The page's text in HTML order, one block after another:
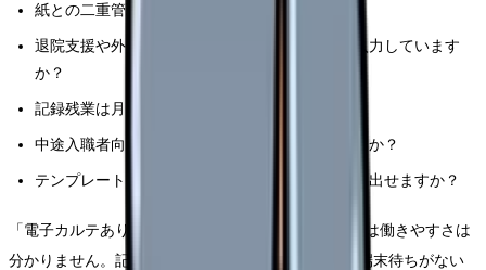
紙との二重管理は残っていますか？
退院支援や外部連携の記録は、誰がどの時間に入力しています
か？
記録残業は月にどのくらいありますか？
中途入職者向けの電子カルテ研修は何日ありますか？
テンプレートや入力項目の改善要望は、現場から出せますか？
「電子カルテあり」「DX推進中」という言葉だけでは働きやすさは
分かりません。記録が勤務時間内に終わる設計か、端末待ちがない